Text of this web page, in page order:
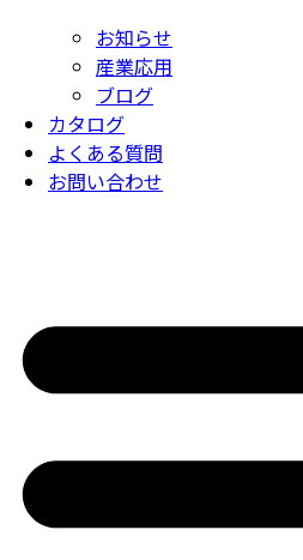
お知らせ
産業応用
ブログ
カタログ
よくある質問
お問い合わせ